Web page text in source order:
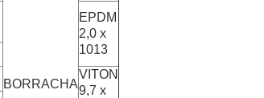
BORRACHA
EPDM
2,0 x
1013
VITON
9,7 x